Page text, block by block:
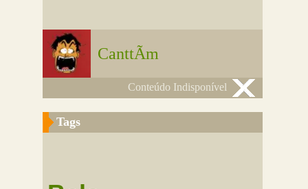
CanttÃ­m
Conteúdo Indisponível
Tags